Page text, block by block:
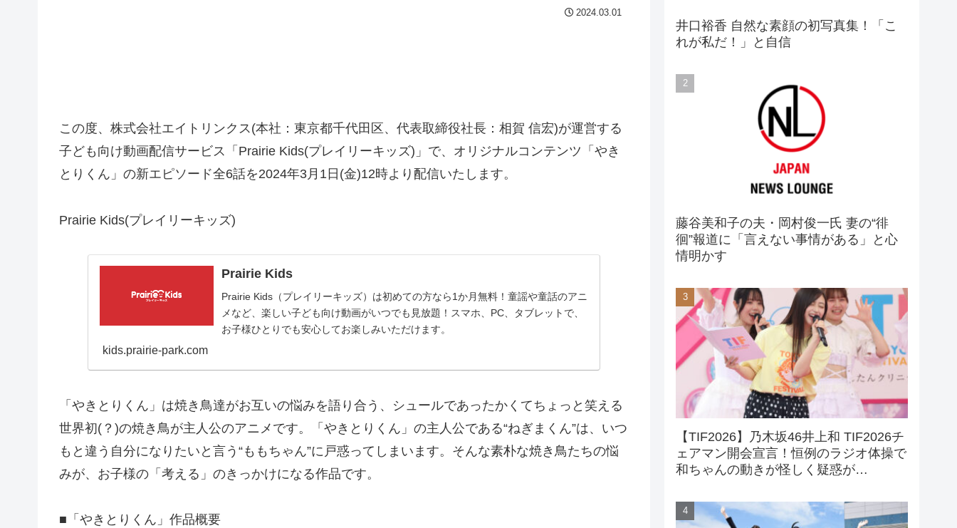
2024.03.01
この度、株式会社エイトリンクス(本社：東京都千代田区、代表取締役社長：相賀 信宏)が運営する
子ども向け動画配信サービス「Prairie Kids(プレイリーキッズ)」で、オリジナルコンテンツ「やき
とりくん」の新エピソード全6話を2024年3月1日(金)12時より配信いたします。
Prairie Kids(プレイリーキッズ)
Prairie Kids
Prairie Kids（プレイリーキッズ）は初めての方なら1か月無料！童謡や童話のアニ
メなど、楽しい子ども向け動画がいつでも見放題！スマホ、PC、タブレットで、
お子様ひとりでも安心してお楽しみいただけます。
kids.prairie-park.com
「やきとりくん」は焼き鳥達がお互いの悩みを語り合う、シュールであったかくてちょっと笑える
世界初(？)の焼き鳥が主人公のアニメです。「やきとりくん」の主人公である“ねぎまくん”は、いつ
もと違う自分になりたいと言う“ももちゃん”に戸惑ってしまいます。そんな素朴な焼き鳥たちの悩
みが、お子様の「考える」のきっかけになる作品です。
■「やきとりくん」作品概要
井口裕香 自然な素顔の初写真集！「こ
れが私だ！」と自信
藤谷美和子の夫・岡村俊一氏 妻の“徘
徊”報道に「言えない事情がある」と心
情明かす
【TIF2026】乃木坂46井上和 TIF2026チ
ェアマン開会宣言！恒例のラジオ体操で
和ちゃんの動きが怪しく疑惑が…